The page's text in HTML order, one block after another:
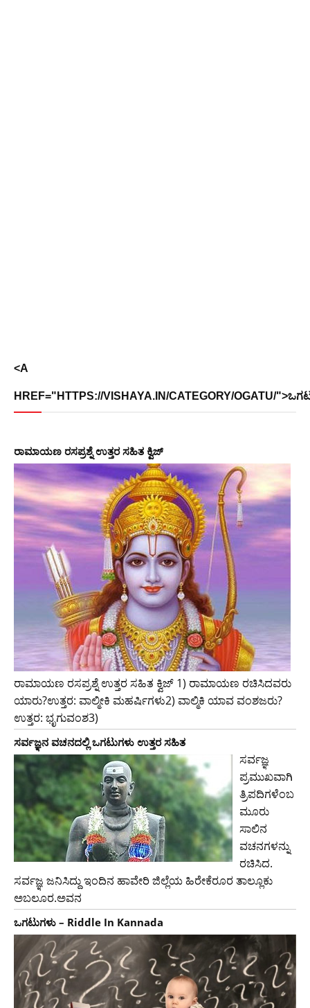
<A
HREF="HTTPS://VISHAYA.IN/CATEGORY/OGATU/
ರಾಮಾಯಣ ರಸಪ್ರಶ್ನೆ ಉತ್ತರ ಸಹಿತ ಕ್ವಿಜ್
ರಾಮಾಯಣ ರಸಪ್ರಶ್ನೆ ಉತ್ತರ ಸಹಿತ ಕ್ವಿಜ್ 1) ರಾಮಾಯಣ ರಚಿಸಿದವರು
ಯಾರು?ಉತ್ತರ: ವಾಲ್ಮೀಕಿ ಮಹರ್ಷಿಗಳು2) ವಾಲ್ಮಿಕಿ ಯಾವ ವಂಶಜರು?
ಉತ್ತರ: ಭೃಗುವಂಶ3)
ಸರ್ವಜ್ಞನ ವಚನದಲ್ಲಿ ಒಗಟುಗಳು ಉತ್ತರ ಸಹಿತ
ಸರ್ವಜ್ಞ
ಪ್ರಮುಖವಾಗಿ
ತ್ರಿಪದಿಗಳೆಂಬ
ಮೂರು
ಸಾಲಿನ
ವಚನಗಳನ್ನು
ರಚಿಸಿದ.
ಸರ್ವಜ್ಞ ಜನಿಸಿದ್ದು ಇಂದಿನ ಹಾವೇರಿ ಜಿಲ್ಲೆಯ ಹಿರೇಕೆರೂರ ತಾಲ್ಲೂಕು
ಅಬಲೂರ.ಅವನ
ಒಗಟುಗಳು – Riddle In Kannada